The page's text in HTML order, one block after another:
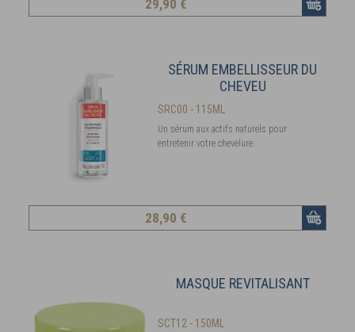
29,90 €
SÉRUM EMBELLISSEUR DU
CHEVEU
SRC00 - 115ML
Un sérum aux actifs naturels pour
entretenir votre chevelure.
28,90 €
MASQUE REVITALISANT
SCT12 - 150ML